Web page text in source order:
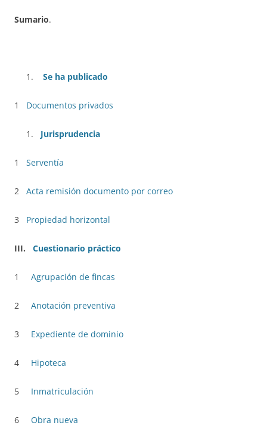
Sumario.
Se ha publicado
1 Documentos privados
Jurisprudencia
1 Serventía
2 Acta remisión documento por correo
3 Propiedad horizontal
III. Cuestionario práctico
1 Agrupación de fincas
2 Anotación preventiva
3 Expediente de dominio
4 Hipoteca
5 Inmatriculación
6 Obra nueva